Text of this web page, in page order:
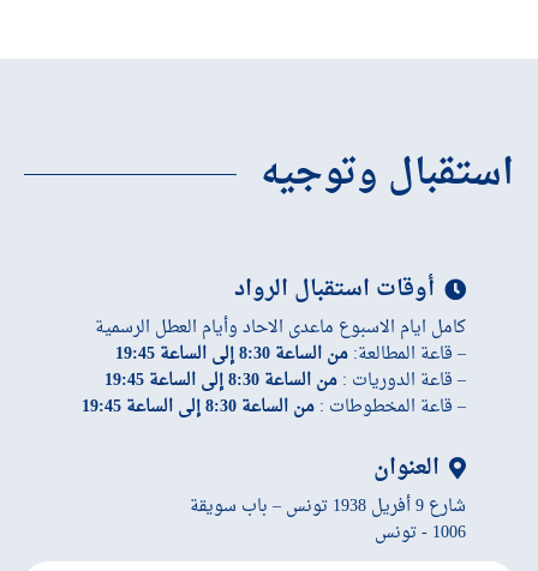
استقبال وتوجيه
أوقات استقبال الرواد
كامل ايام الاسبوع ماعدى الاحاد وأيام العطل الرسمية
– قاعة المطالعة:من الساعة 8:30 إلى الساعة 19:45
– قاعة الدوريات :من الساعة 8:30 إلى الساعة 19:45
– قاعة المخطوطات :من الساعة 8:30 إلى الساعة 19:45
العنوان
شارع 9 أفريل 1938 تونس – باب سويقة
1006 - تونس